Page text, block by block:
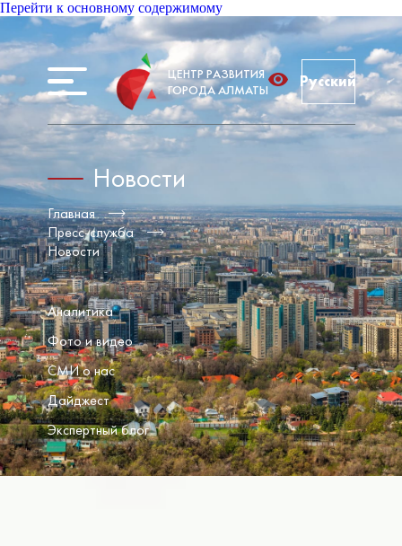
Перейти к основному содержимому
ЦЕНТР РАЗВИТИЯ
ГОРОДА АЛМАТЫ
Русский
Новости
Главная
Пресс-служба
Новости
Аналитика
Фото и видео
СМИ о нас
Дайджест
Экспертный блог